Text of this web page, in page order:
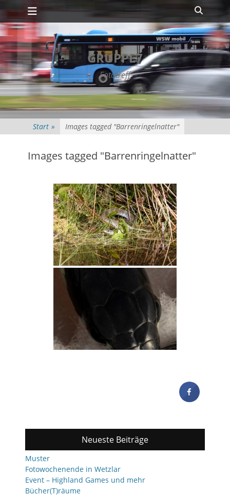
Zum
Inhalt
springen
Primäres Menü
GRUPPE7
Fototreff
Start » Images tagged "Barrenringelnatter"
Images tagged "Barrenringelnatter"
Neueste Beiträge
Muster
Fotowochenende in Wetzlar
Event – Highland Games und mehr
Bücher(T)räume